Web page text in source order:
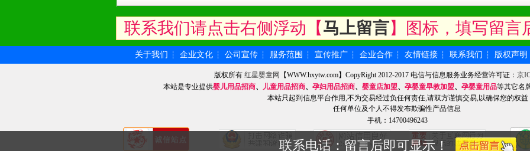
联系电话：留言后即可显示！
联系我们请点击右侧浮动【马上留言】图标，填写留言
关于我们 ┆ 企业文化 ┆ 公司宣传 ┆ 服务范围 ┆ 宣传推广 ┆ 企业合作 ┆ 友情链接 ┆ 联系我们 ┆ 版权声明
版权所有 红星婴童网 【WWW.hxytw.com】CopyRight 2012-2017 电信与信息服务业务经营许可证： 京
本站是专业提供婴儿用品招商、 儿童用品招商、 孕妇用品招商、 婴童店加盟、 孕婴童早教加盟、 孕婴童用品等其它名
本站只起到信息平台作用,不为交易经过负任何责任,请双方谨慎交易,以确保您的权益
任何单位及个人不得发布欺骗性产品信息
手机：14700496243